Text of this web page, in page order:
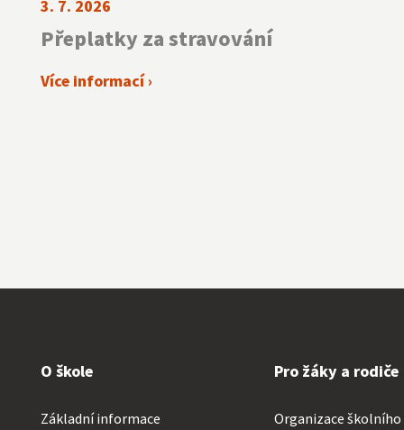
3. 7. 2026
Přeplatky za stravování
Více informací ›
O škole
Základní informace
Pro žáky a rodiče
Organizace školního